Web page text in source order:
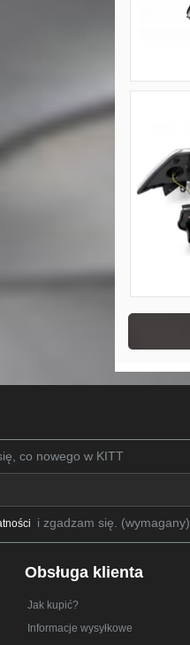
co nowego w KITT
i zgadzam się. (wymagany)
Obsługa klienta
Jak kupić?
Informacje wysyłkowe